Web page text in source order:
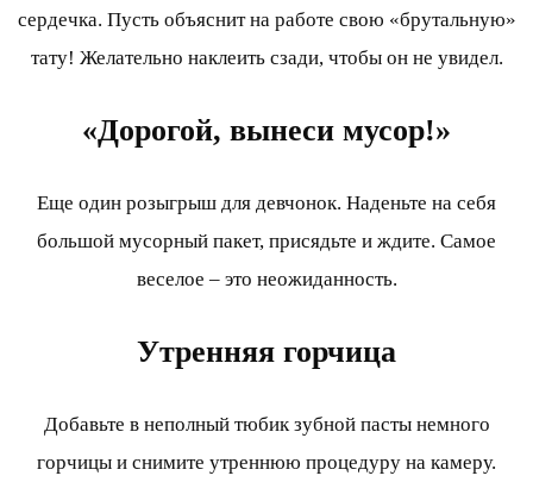
сердечка. Пусть объяснит на работе свою «брутальную»
тату! Желательно наклеить сзади, чтобы он не увидел.
«Дорогой, вынеси мусор!»
Еще один розыгрыш для девчонок. Наденьте на себя
большой мусорный пакет, присядьте и ждите. Самое
веселое – это неожиданность.
Утренняя горчица
Добавьте в неполный тюбик зубной пасты немного
горчицы и снимите утреннюю процедуру на камеру.